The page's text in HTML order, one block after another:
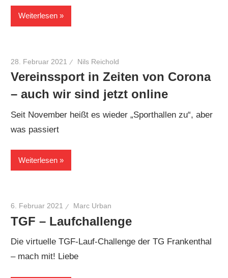
Weiterlesen
28. Februar 2021 Nils Reichold
Vereinssport in Zeiten von Corona
– auch wir sind jetzt online
Seit November heißt es wieder „Sporthallen zu“, aber
was passiert
Weiterlesen
6. Februar 2021 Marc Urban
TGF – Laufchallenge
Die virtuelle TGF-Lauf-Challenge der TG Frankenthal
– mach mit! Liebe